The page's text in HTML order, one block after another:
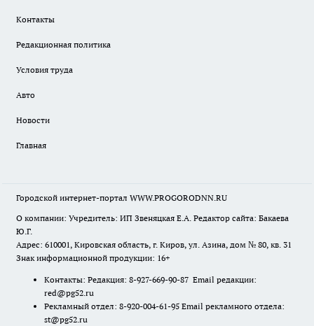
Контакты
Редакционная политика
Условия труда
Авто
Новости
Главная
Городской интернет-портал WWW.PROGORODNN.RU
О компании: Учредитель: ИП Звеняцкая Е.А. Редактор сайта: Бакаева
Ю.Г.
Адрес: 610001, Кировская область, г. Киров, ул. Азина, дом № 80, кв. 31
Знак информационной продукции: 16+
Контакты: Редакция: 8-927-669-90-87 Email редакции:
red@pg52.ru
Рекламный отдел: 8-920-004-61-95 Email рекламного отдела:
st@pg52.ru